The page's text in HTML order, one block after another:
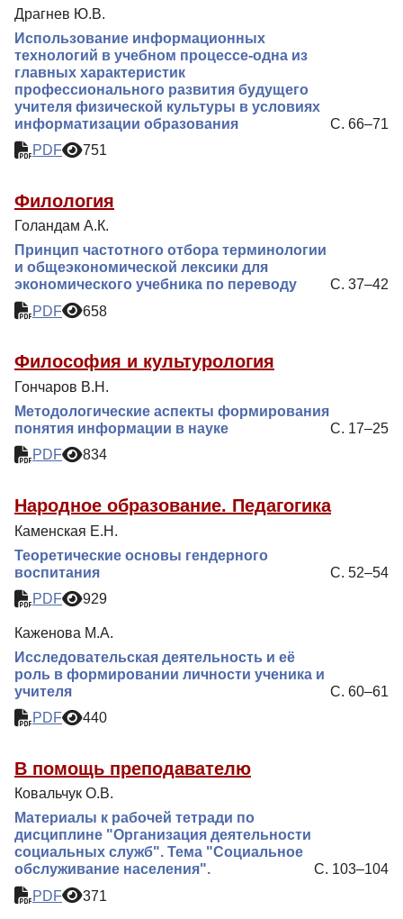
Драгнев Ю.В.
Использование информационных
технологий в учебном процессе-одна из
главных характеристик
профессионального развития будущего
учителя физической культуры в условиях
информатизации образования
С. 66–71
PDF
751
Филология
Голандам А.К.
Принцип частотного отбора терминологии
и общеэкономической лексики для
экономического учебника по переводу
С. 37–42
PDF
658
Философия и культурология
Гончаров В.Н.
Методологические аспекты формирования
понятия информации в науке
С. 17–25
PDF
834
Народное образование. Педагогика
Каменская Е.Н.
Теоретические основы гендерного
воспитания
С. 52–54
PDF
929
Каженова М.А.
Исследовательская деятельность и её
роль в формировании личности ученика и
учителя
С. 60–61
PDF
440
В помощь преподавателю
Ковальчук О.В.
Материалы к рабочей тетради по
дисциплине "Организация деятельности
социальных служб". Тема "Социальное
обслуживание населения".
С. 103–104
PDF
371